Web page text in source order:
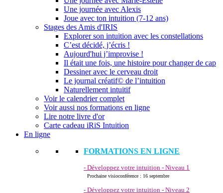
Une journée avec Alexis
Joue avec ton intuition (7-12 ans)
Stages des Amis d'IRIS
Explorer son intuition avec les constellations
C’est décidé, j’écris !
Aujourd'hui j’improvise !
Il était une fois, une histoire pour changer de cap
Dessiner avec le cerveau droit
Le journal créatif© de l’intuition
Naturellement intuitif
Voir le calendrier complet
Voir aussi nos formations en ligne
Lire notre livre d'or
Carte cadeau iRiS Intuition
En ligne
FORMATIONS EN LIGNE
- Développez votre intuition - Niveau 1
Prochaine visioconférence : 16 septembre
- Développez votre intuition - Niveau 2